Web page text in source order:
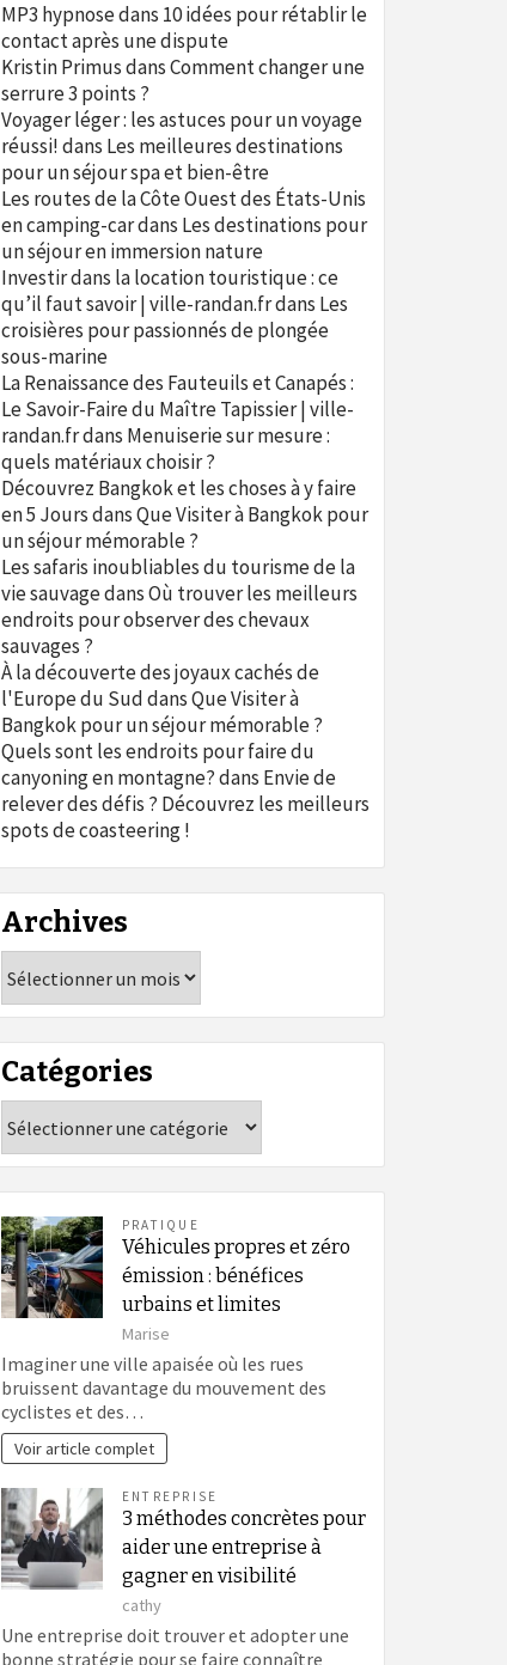
MP3 hypnosedans 10 idées pour rétablir le
contact après une dispute
Kristin PrimusdansComment changer une
serrure 3 points ?
Voyager léger : les astuces pour un voyage
réussi!dans Les meilleures destinations
pour un séjour spa et bien-être
Les routes de la Côte Ouest des États-Unis
en camping-cardans Les destinations pour
un séjour en immersion nature
Investir dans la location touristique : ce
qu’il faut savoir | ville-randan.frdans Les
croisières pour passionnés de plongée
sous-marine
La Renaissance des Fauteuils et Canapés :
Le Savoir-Faire du Maître Tapissier | ville-
randan.frdans Menuiserie sur mesure :
quels matériaux choisir ?
Découvrez Bangkok et les choses à y faire
en 5 JoursdansQue Visiter à Bangkok pour
un séjour mémorable ?
Les safaris inoubliables du tourisme de la
vie sauvagedansOù trouver les meilleurs
endroits pour observer des chevaux
sauvages ?
À la découverte des joyaux cachés de
l'Europe du SuddansQue Visiter à
Bangkok pour un séjour mémorable ?
Quels sont les endroits pour faire du
canyoning en montagne?dans Envie de
relever des défis ? Découvrez les meilleurs
spots de coasteering !
Archives
Catégories
PRATIQUE
Véhicules propres et zéro
émission : bénéfices
urbains et limites
Marise
Imaginer une ville apaisée où les rues
bruissent davantage du mouvement des
cyclistes et des…
Voir article complet
ENTREPRISE
3 méthodes concrètes pour
aider une entreprise à
gagner en visibilité
cathy
Une entreprise doit trouver et adopter une
bonne stratégie pour se faire connaître